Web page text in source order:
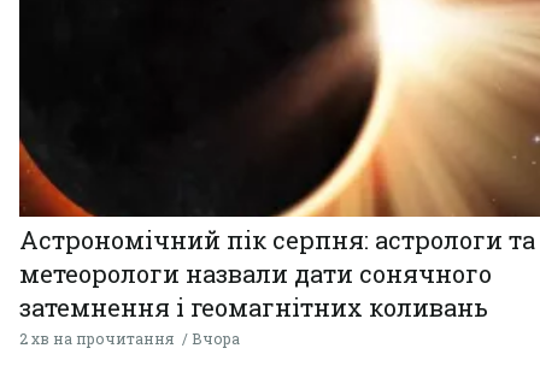
Астрономічний пік серпня: астрологи та
метеорологи назвали дати сонячного
затемнення і геомагнітних коливань
2 хв на прочитання Вчора